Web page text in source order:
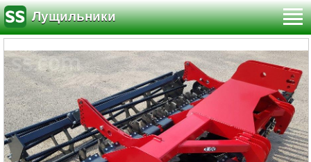
Лущильники